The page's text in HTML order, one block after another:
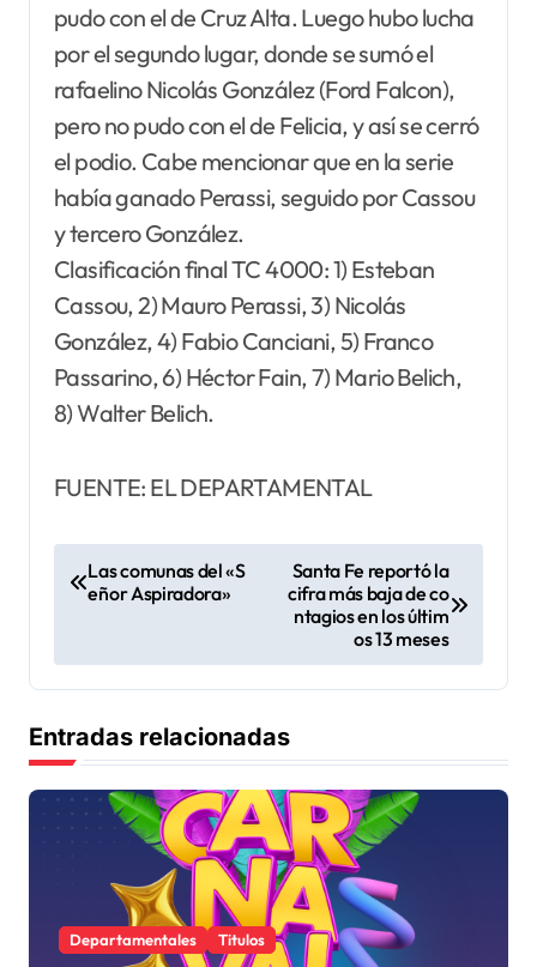
pudo con el de Cruz Alta. Luego hubo lucha
por el segundo lugar, donde se sumó el
rafaelino Nicolás González (Ford Falcon),
pero no pudo con el de Felicia, y así se cerró
el podio. Cabe mencionar que en la serie
había ganado Perassi, seguido por Cassou
y tercero González.
Clasificación final TC 4000: 1) Esteban
Cassou, 2) Mauro Perassi, 3) Nicolás
González, 4) Fabio Canciani, 5) Franco
Passarino, 6) Héctor Fain, 7) Mario Belich,
8) Walter Belich.
FUENTE: EL DEPARTAMENTAL
e
g
a
c
n
d
Las comunas del «S
eñor Aspiradora»
Santa Fe reportó la
cifra más baja de co
ntagios en los últim
os 13 meses
Entradas relacionadas
Departamentales Titulos